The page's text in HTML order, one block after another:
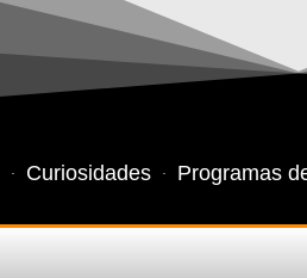
Curiosidades Programas